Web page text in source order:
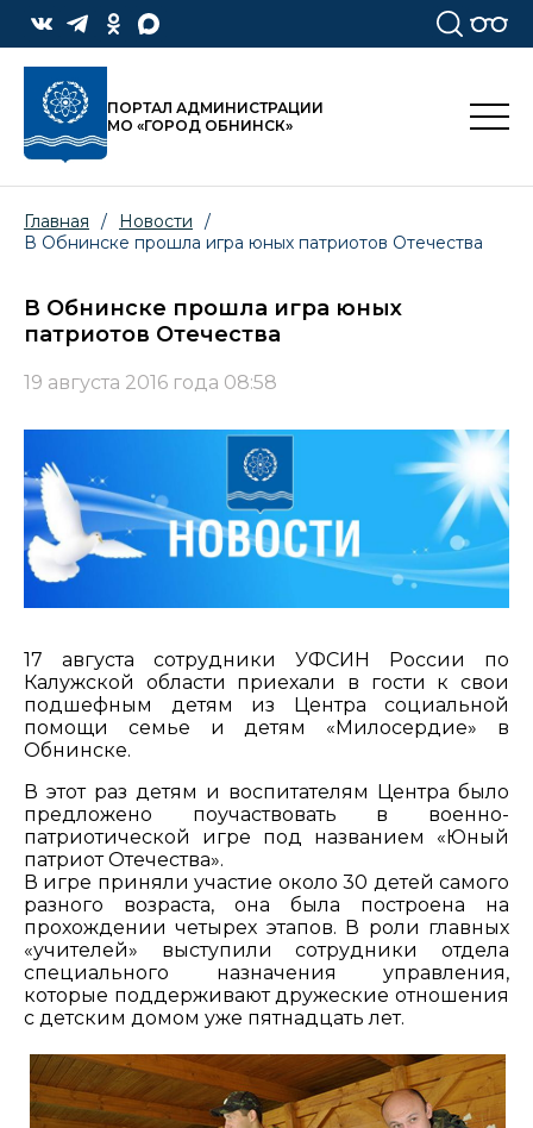
ПОРТАЛ АДМИНИСТРАЦИИ
МО «ГОРОД ОБНИНСК»
Главная / Новости
/
В Обнинске прошла игра юных патриотов Отечества
В Обнинске прошла игра юных
патриотов Отечества
19 августа 2016 года 08:58
17 августа сотрудники УФСИН России по
Калужской области приехали в гости к свои
подшефным детям из Центра социальной
помощи семье и детям «Милосердие» в
Обнинске.
В этот раз детям и воспитателям Центра было
предложено поучаствовать в военно-
патриотической игре под названием «Юный
патриот Отечества».
В игре приняли участие около 30 детей самого
разного возраста, она была построена на
прохождении четырех этапов. В роли главных
«учителей» выступили сотрудники отдела
специального назначения управления,
которые поддерживают дружеские отношения
с детским домом уже пятнадцать лет.